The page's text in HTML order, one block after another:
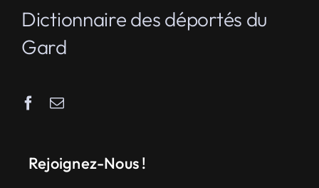
Dictionnaire des déportés du
Gard
Rejoignez-Nous !